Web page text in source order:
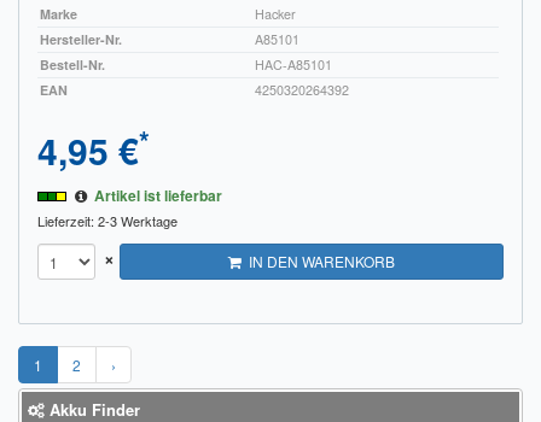
Marke
Hacker
Hersteller-Nr.
A85101
Bestell-Nr.
HAC-A85101
EAN
4250320264392
4,95 €*
Artikel ist lieferbar
Lieferzeit: 2-3 Werktage
× IN DEN WARENKORB
1 2 ›
Akku Finder